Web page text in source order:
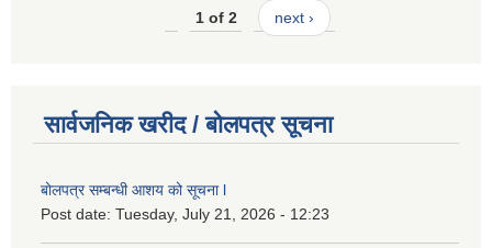
1 of 2 next ›
सार्वजनिक खरीद / बोलपत्र सूचना
बोलपत्र सम्बन्धी आशय को सूचना l
Post date: Tuesday, July 21, 2026 - 12:23